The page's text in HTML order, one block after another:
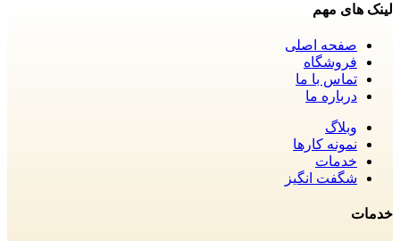
لینک های مهم
صفحه اصلی
فروشگاه
تماس با ما
درباره ما
وبلاگ
نمونه کارها
خدمات
شگفت انگیز
خدمات